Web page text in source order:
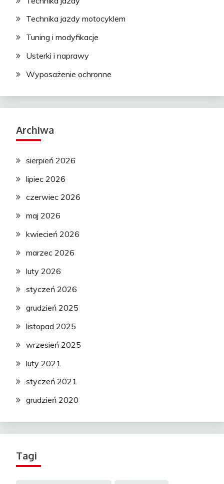
Technika jazdy motocyklem
Tuning i modyfikacje
Usterki i naprawy
Wyposażenie ochronne
Archiwa
sierpień 2026
lipiec 2026
czerwiec 2026
maj 2026
kwiecień 2026
marzec 2026
luty 2026
styczeń 2026
grudzień 2025
listopad 2025
wrzesień 2025
luty 2021
styczeń 2021
grudzień 2020
Tagi